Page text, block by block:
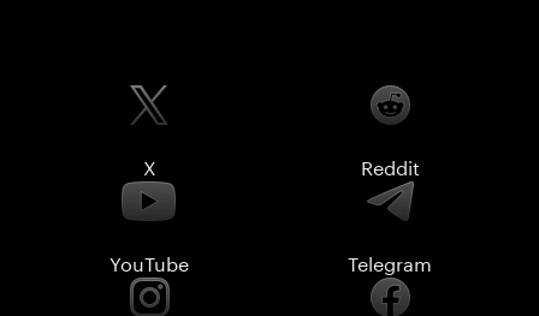
X Reddit
YouTube Telegram